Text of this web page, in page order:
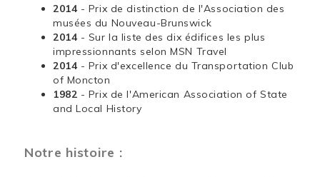
2014 - Prix de distinction de l'Association des
musées du Nouveau-Brunswick
2014 - Sur la liste des dix édifices les plus
impressionnants selon MSN Travel
2014 - Prix d'excellence du Transportation Club
of Moncton
1982 - Prix de l'American Association of State
and Local History
Notre histoire :